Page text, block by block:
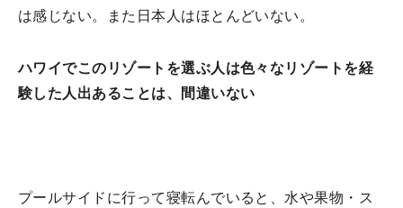
は感じない。また日本人はほとんどいない。
ハワイでこのリゾートを選ぶ人は色々なリゾートを経
験した人出あることは、間違いない
プールサイドに行って寝転んでいると、水や果物・ス